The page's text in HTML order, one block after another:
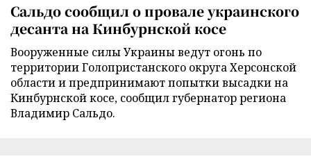
Сальдо сообщил о провале украинского
десанта на Кинбурнской косе
Вооруженные силы Украины ведут огонь по
территории Голопристанского округа Херсонской
области и предпринимают попытки высадки на
Кинбурнской косе, сообщил губернатор региона
Владимир Сальдо.